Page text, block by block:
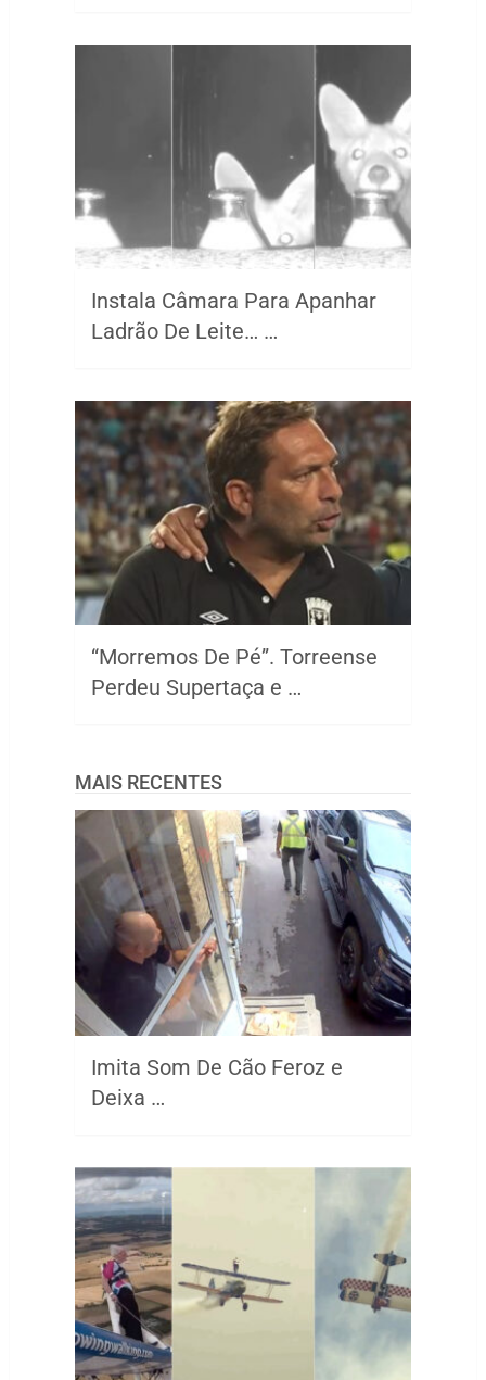
Instala Câmara Para Apanhar
Ladrão De Leite… …
“Morremos De Pé”. Torreense
Perdeu Supertaça e …
MAIS RECENTES
Imita Som De Cão Feroz e
Deixa …